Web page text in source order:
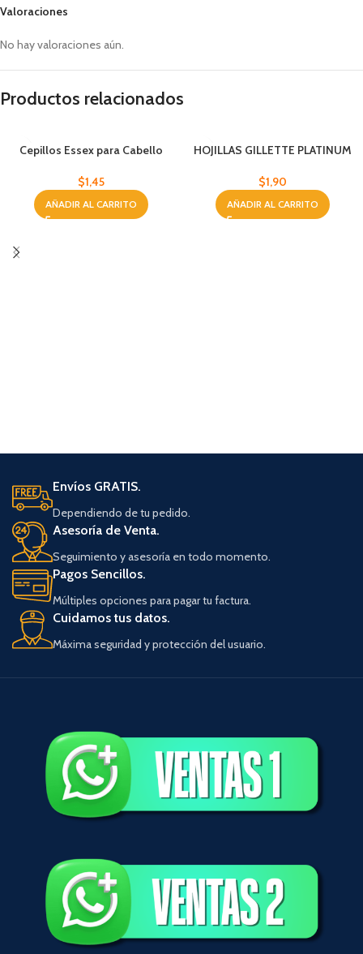
Valoraciones
No hay valoraciones aún.
Productos relacionados
Cepillos Essex para Cabello
$1,45
AÑADIR AL CARRITO
HOJILLAS GILLETTE PLATINUM
$1,90
AÑADIR AL CARRITO
Envíos GRATIS.
Dependiendo de tu pedido.
Asesoría de Venta.
Seguimiento y asesoría en todo momento.
Pagos Sencillos.
Múltiples opciones para pagar tu factura.
Cuidamos tus datos.
Máxima seguridad y protección del usuario.